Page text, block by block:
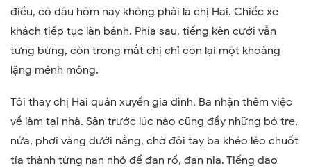
điều, cô dâu hôm nay không phải là chị Hai. Chiếc xe
khách tiếp tục lăn bánh. Phía sau, tiếng kèn cưới vẫn
tưng bừng, còn trong mắt chị chỉ còn lại một khoảng
lặng mênh mông.
Tôi thay chị Hai quán xuyến gia đình. Ba nhận thêm việc
về làm tại nhà. Sân trước lúc nào cũng đầy những bó tre,
nứa, phơi vàng dưới nắng, chờ đôi tay ba khéo léo chuốt
tỉa thành từng nan nhỏ để đan rổ, đan nia. Tiếng dao